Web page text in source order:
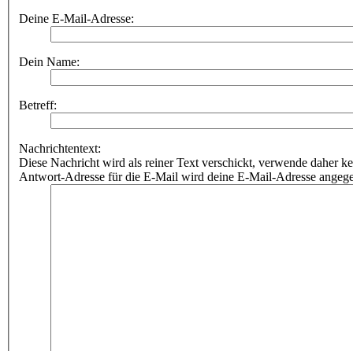
Deine E-Mail-Adresse:
Dein Name:
Betreff:
Nachrichtentext:
Diese Nachricht wird als reiner Text verschickt, verwende daher
Antwort-Adresse für die E-Mail wird deine E-Mail-Adresse